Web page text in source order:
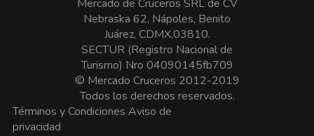
Mercado de Cruceros SRL de CV
Nebraska 62, Nápoles, Benito
Juárez, CDMX,03810.
SECTUR (Registro Nacional de
Turismo) Nro 04090145fb709
© Mercado Cruceros 2012-2019
Todos los derechos reservados.
Términos y Condiciones Aviso de
privacidad